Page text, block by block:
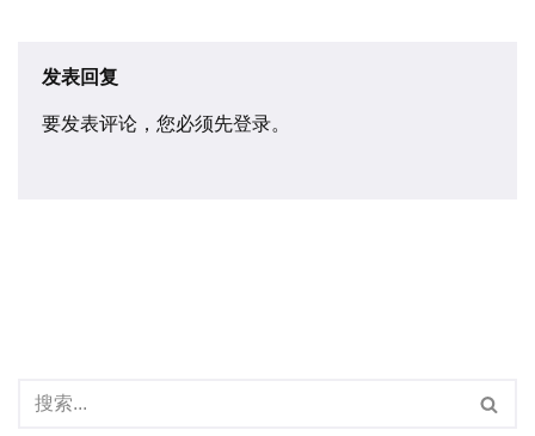
发表回复
要发表评论，您必须先登录。